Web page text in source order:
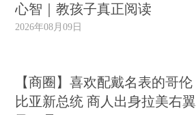
心智｜教孩子真正阅读
2026年08月09日
【商圈】喜欢配戴名表的哥伦
比亚新总统 商人出身拉美右翼